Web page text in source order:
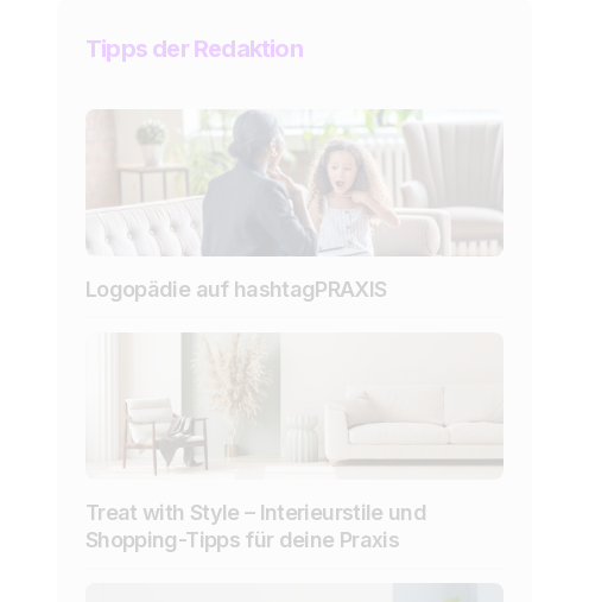
Tipps der Redaktion
Logopädie auf hashtagPRAXIS
Treat with Style – Interieurstile und
Shopping-Tipps für deine Praxis